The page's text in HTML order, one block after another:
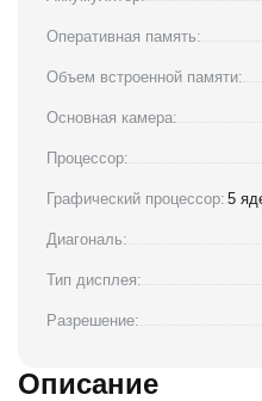
Оперативная память:
Объем встроенной памяти:
Основная камера:
Процессор:
Графический процессор: 5
Диагональ:
Тип дисплея:
Разрешение:
Описание